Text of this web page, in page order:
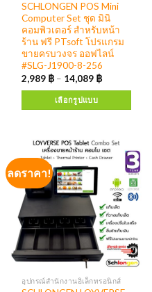
ลดราคา!
อุปกรณ์สำนักงานอิเล็กทรอนิกส์
SCHLONGEN POS Mini
Computer Set ชุด มินิ
คอมพิวเตอร์ สำหรับหน้า
ร้าน ฟรี PTsoft โปรแกรม
ขายครบวงจร ออฟไลน์
#SLG-J1900-8-256
2,989 ฿ – 14,089 ฿
เลือกรูปแบบ